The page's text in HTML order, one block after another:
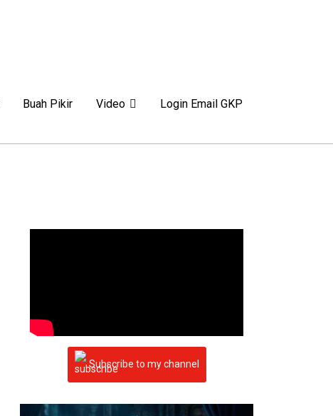
Buah Pikir Video Login Email GKP
Subscribe to my channel